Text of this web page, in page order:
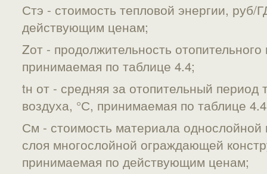
Стэ - стоимость тепловой энергии,
действующим ценам;
Zот - продолжительность
принимаемая по таблице 4.4;
tн от - средняя за отопительный период
воздуха, °С, принимаемая по таблице
См - стоимость материала однослойной
слоя многослойной ограждающей
принимаемая по действующим ценам;